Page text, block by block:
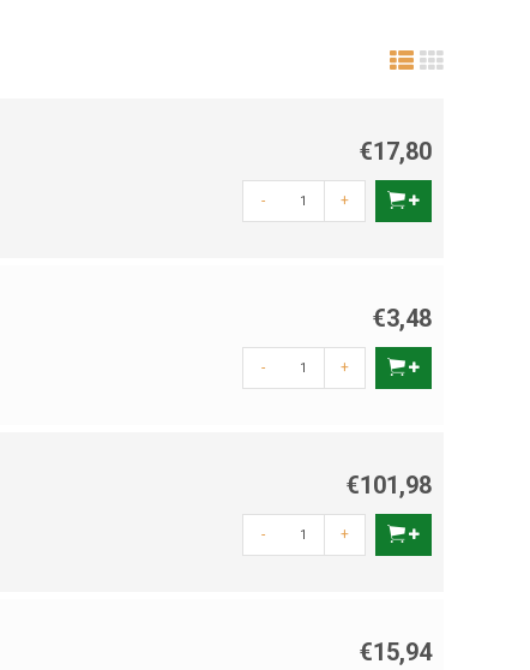
zodat je zeker weet dat ze veilig zijn voor kippen en kuikens.
effectiever maken:
verbetert.
fris. Hieronder een praktisch stappenplan:
€17,80
- +
€3,48
- +
€101,98
- +
€15,94